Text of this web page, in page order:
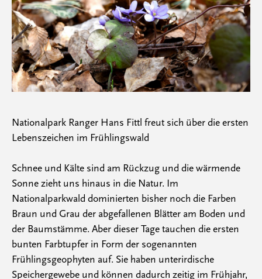
Nationalpark Ranger Hans Fittl freut sich über die ersten
Lebenszeichen im Frühlingswald
Schnee und Kälte sind am Rückzug und die wärmende
Sonne zieht uns hinaus in die Natur. Im
Nationalparkwald dominierten bisher noch die Farben
Braun und Grau der abgefallenen Blätter am Boden und
der Baumstämme. Aber dieser Tage tauchen die ersten
bunten Farbtupfer in Form der sogenannten
Frühlingsgeophyten auf. Sie haben unterirdische
Speichergewebe und können dadurch zeitig im Frühjahr,